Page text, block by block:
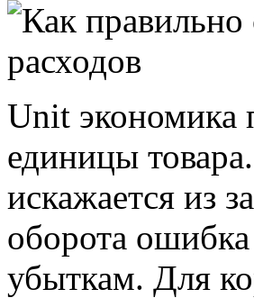
Unit экономика
единицы
искажается из
оборота
убыткам. Для